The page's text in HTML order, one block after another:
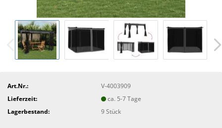
Art.Nr.:
V-4003909
Lieferzeit:
ca. 5-7 Tage
Lagerbestand:
9Stück